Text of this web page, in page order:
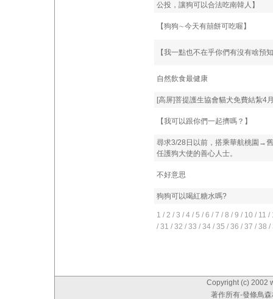
公投，讓狗可以合法吃南韓人】
【狗狗∼今天有囍餅可吃喔】
【我一點也不在乎你們有沒有啥預
自然飲食最健康
[高屏]菩提護生協會貓犬免費結紮4
【我可以跟你們一起擠嗎？】
尋求3/28日以前，搭乘華航桃園→
任護狗大使的善心人士。
不好意思
狗狗可以喝紅糖水嗎?
1 / 2 / 3 / 4 / 5 / 6 / 7 / 8 / 9 / 10 / 11 /
/ 31 / 32 / 33 / 34 / 35 / 36 / 37 / 38 /
Copyright (c) 2002
著作所有-發條鳥